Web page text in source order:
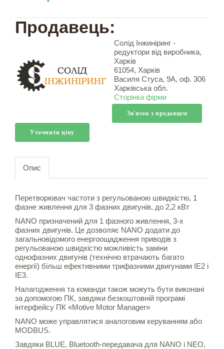
Продавець:
Солід Інжиніринг -
редуктори від виробника,
Харків
61054, Харків
Василя Стуса, 9А, оф. 306
Харківська обл.
Сторінка фірми
Зв'язок з продавцем
Уточнити ціну
Опис
Перетворювач частоти з регульованою швидкістю, 1
фазне живлення для 3 фазних двигунів, до 2,2 кВт
NANO призначений для 1 фазного живлення, 3-х
фазних двигунів. Це дозволяє NANO додати до
загальновідомого енергоощадження приводів з
регульованою швидкістю можливість заміни
однофазних двигунів (технічно втрачають багато
енергії) більш ефективними трифазними двигунами IE2 і
IE3.
Налагодження та команди також можуть бути виконані
за допомогою ПК, завдяки безкоштовній програмі
інтерфейсу ПК «Motive Motor Manager»
NANO може управлятися аналоговим керуванням або
MODBUS.
Завдяки BLUE, Bluetooth-передавача для NANO і NEO,